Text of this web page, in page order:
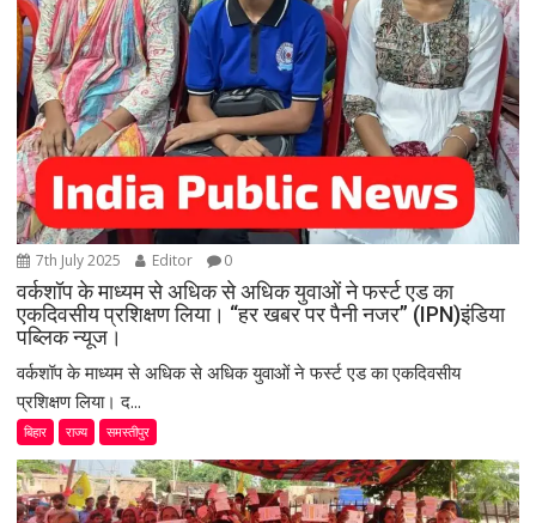
7th July 2025 Editor 0
वर्कशॉप के माध्यम से अधिक से अधिक युवाओं ने फर्स्ट एड का
एकदिवसीय प्रशिक्षण लिया। “हर खबर पर पैनी नजर” (IPN)इंडिया
पब्लिक न्यूज।
वर्कशॉप के माध्यम से अधिक से अधिक युवाओं ने फर्स्ट एड का एकदिवसीय
प्रशिक्षण लिया। द...
बिहार राज्य समस्तीपुर